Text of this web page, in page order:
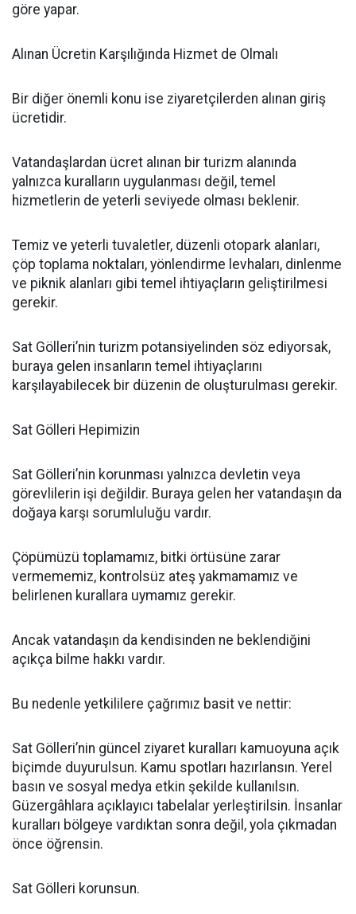
göre yapar.
Alınan Ücretin Karşılığında Hizmet de Olmalı
Bir diğer önemli konu ise ziyaretçilerden alınan giriş
ücretidir.
Vatandaşlardan ücret alınan bir turizm alanında
yalnızca kuralların uygulanması değil, temel
hizmetlerin de yeterli seviyede olması beklenir.
Temiz ve yeterli tuvaletler, düzenli otopark alanları,
çöp toplama noktaları, yönlendirme levhaları, dinlenme
ve piknik alanları gibi temel ihtiyaçların geliştirilmesi
gerekir.
Sat Gölleri’nin turizm potansiyelinden söz ediyorsak,
buraya gelen insanların temel ihtiyaçlarını
karşılayabilecek bir düzenin de oluşturulması gerekir.
Sat Gölleri Hepimizin
Sat Gölleri’nin korunması yalnızca devletin veya
görevlilerin işi değildir. Buraya gelen her vatandaşın da
doğaya karşı sorumluluğu vardır.
Çöpümüzü toplamamız, bitki örtüsüne zarar
vermememiz, kontrolsüz ateş yakmamamız ve
belirlenen kurallara uymamız gerekir.
Ancak vatandaşın da kendisinden ne beklendiğini
açıkça bilme hakkı vardır.
Bu nedenle yetkililere çağrımız basit ve nettir:
Sat Gölleri’nin güncel ziyaret kuralları kamuoyuna açık
biçimde duyurulsun. Kamu spotları hazırlansın. Yerel
basın ve sosyal medya etkin şekilde kullanılsın.
Güzergâhlara açıklayıcı tabelalar yerleştirilsin. İnsanlar
kuralları bölgeye vardıktan sonra değil, yola çıkmadan
önce öğrensin.
Sat Gölleri korunsun.